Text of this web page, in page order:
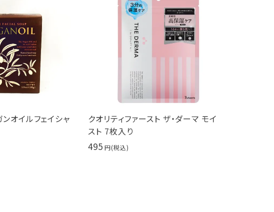
クオリティファースト ザ・ダーマ モイ
PureCure（ピュアキュア） 美容